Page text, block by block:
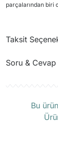
parçalarından biri
Taksit
Soru & Cevap
Bu